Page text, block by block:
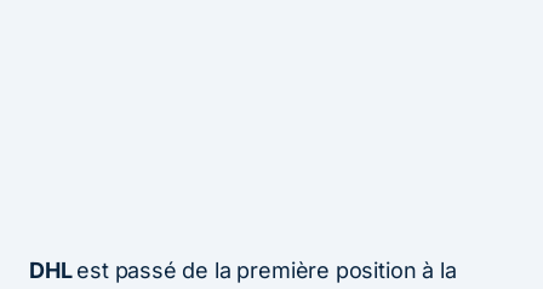
DHLest passé de la première position à la